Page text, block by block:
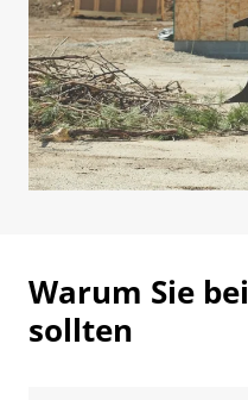
Warum Sie
sollten